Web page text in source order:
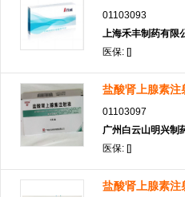
01103093
上海禾丰制药有限
医保: []
盐酸肾上腺素注
01103097
广州白云山明兴制
医保: []
盐酸肾上腺素注